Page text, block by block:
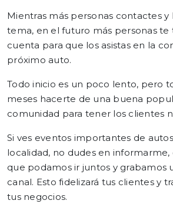
Mientras más personas contactes y
tema, en el futuro más personas te
cuenta para que los asistas en la
próximo auto.
Todo inicio es un poco lento, pero
meses hacerte de una buena
comunidad para tener los clientes
Si ves eventos importantes de
localidad, no dudes en
que podamos ir juntos y grabamos
canal. Esto fidelizará tus clientes y
tus negocios.